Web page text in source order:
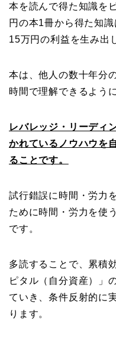
本を読んで得た知識を
円の本1冊から得た知識
15万円の利益を生み出
本は、他人の数十年分
時間で理解できるよう
レバレッジ・リーディ
かれているノウハウを
ることです。
試行錯誤に時間・労力
ために時間・労力を使
です。
多読することで、累積
ピタル（自分資産）」
ていき、条件反射的に
ります。